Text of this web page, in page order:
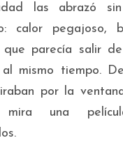
las abrazó
calor pegajoso,
que parecía salir
mismo tiempo.
por la
mira una